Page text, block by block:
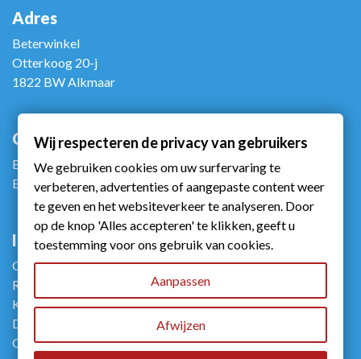
Adres
Beterwinkel
Otterkoog 20-j
1822 BW Alkmaar
Contact
Bel ons: +31 (0)72 5672090
E-mail ons: info@beterwinkel.nl
Info
Gebruiksvoorwaarden
Retourneren
Klachtenportaalzorg
Disclaimer
Contact
Wij respecteren de privacy van gebruikers
We gebruiken cookies om uw surfervaring te
verbeteren, advertenties of aangepaste content weer
te geven en het websiteverkeer te analyseren. Door
op de knop 'Alles accepteren' te klikken, geeft u
toestemming voor ons gebruik van cookies.
Aanpassen
Afwijzen